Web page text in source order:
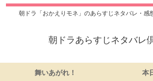
朝ドラ「おかえりモネ」のあらすじネタバレ・感
朝ドラあらすじネタバレ
舞いあがれ！ 本